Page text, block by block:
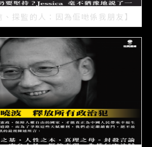
、探監的人：因為佢哋係我朋友】
2021/07/15